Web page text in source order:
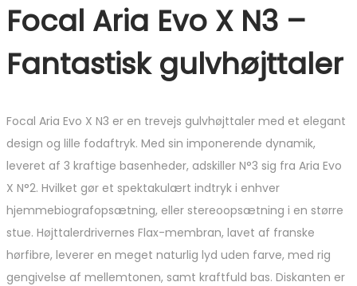
Focal Aria Evo X N3 –
Fantastisk gulvhøjttaler
Focal Aria Evo X N3 er en trevejs gulvhøjttaler med et elegant
design og lille fodaftryk. Med sin imponerende dynamik,
leveret af 3 kraftige basenheder, adskiller N°3 sig fra Aria Evo
X N°2. Hvilket gør et spektakulært indtryk i enhver
hjemmebiografopsætning, eller stereoopsætning i en større
stue. Højttalerdrivernes Flax-membran, lavet af franske
hørfibre, leverer en meget naturlig lyd uden farve, med rig
gengivelse af mellemtonen, samt kraftfuld bas. Diskanten er